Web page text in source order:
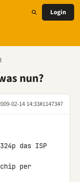
Login
nun?
02-14 14:33#1147347
das ISP
per